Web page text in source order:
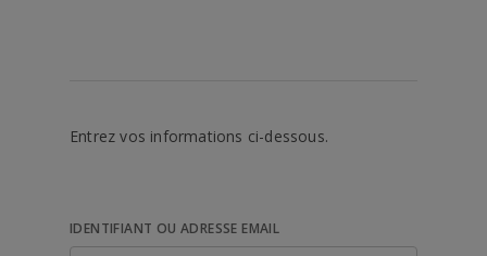
Entrez vos informations ci-dessous.
IDENTIFIANT OU ADRESSE EMAIL